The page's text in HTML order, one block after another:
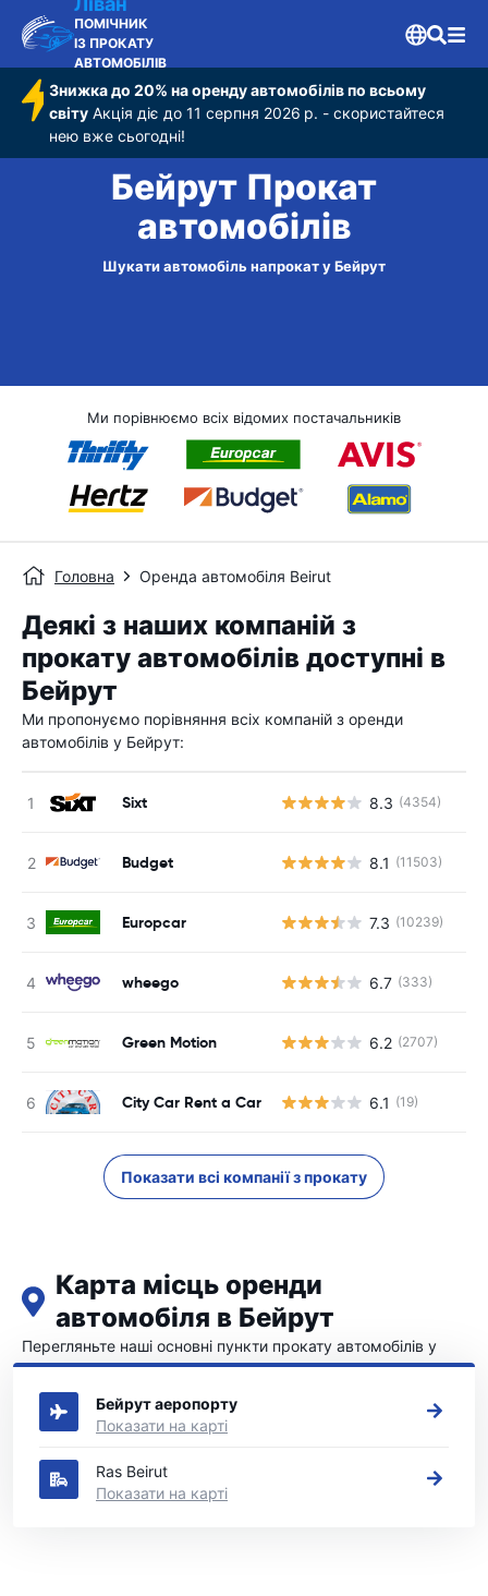
ПОМІЧНИК
ІЗ ПРОКАТУ
АВТОМОБІЛІВ
Знижка до 20% на оренду автомобілів по всьому
світу Акція діє до 11 серпня 2026 р. - скористайтеся
нею вже сьогодні!
Бейрут Прокат
автомобілів
Шукати автомобіль напрокат у Бейрут
Ми порівнюємо всіх відомих постачальників
Головна Оренда автомобіля Beirut
Деякі з наших компаній з
прокату автомобілів доступні в
Бейрут
Ми пропонуємо порівняння всіх компаній з оренди
автомобілів у Бейрут:
Sixt 8.3 (4354)
Budget 8.1 (11503)
Europcar 7.3 (10239)
wheego 6.7 (333)
Green Motion 6.2 (2707)
City Car Rent a Car 6.1 (19)
Показати всі компанії з прокату
Карта місць оренди
автомобіля в Бейрут
Перегляньте наші основні пункти прокату автомобілів у
Бейрут
Бейрут аеропорту
Показати на карті
Ras Beirut
Показати на карті